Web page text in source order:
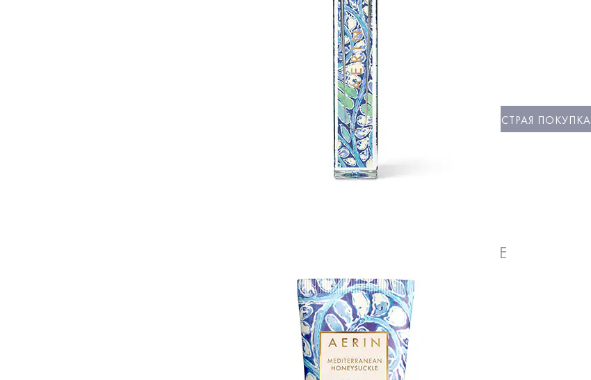
Парфюмерная вода
БЫСТРАЯ ПОКУПКА
AERIN MEDITERRANEAN HONEYSUCKLE
Парфюмерная вода
$2900.00-$13600.00